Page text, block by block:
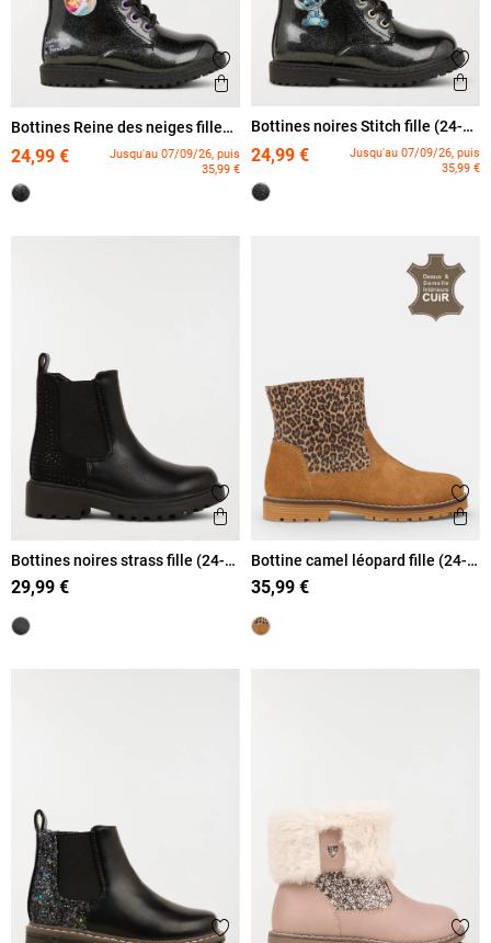
Ajouter aux favoris
Aperçu rapide
Bottines Reine des neiges fille
24,99 €
Jusqu'au 07/09/26, puis
35,99 €
Bottines noires Stitch fille (24-
24,99 €
Jusqu'au 07/09/26, puis
35,99 €
Ajouter aux favoris
Aperçu rapide
Bottines noires strass fille (24-
30)
29,99 €
Bottine camel léopard fille (24-
30)
35,99 €